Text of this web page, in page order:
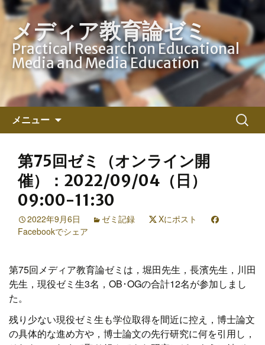
メディア教育論ゼミ
Practical Research on Educational
Media and Media Education
メニュー
ン
ツ
へ
ス
キ
ッ
検
索:
第75回ゼミ（オンライン開
催）：2022/09/04（日）
09:00-11:30
2022年9月6日 ゼミ記録
Xにポスト
Facebookでシェア
第75回メディア教育論ゼミは，堀田先生，長濱先生，川田
先生，現役ゼミ生3名，OB･OGの合計12名が参加しまし
た。
残り少ない現役ゼミ生も学位取得を間近に控え，博士論文
の具体的な進め方や，博士論文の先行研究に何を引用し，